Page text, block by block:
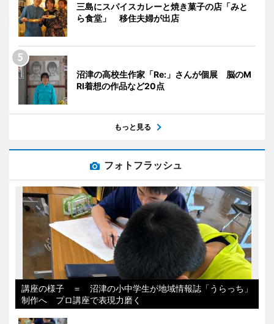
三島にスパイスカレーと焼き菓子の店「みと
ら食堂」 移住夫婦が出店
沼津の高校生作家「Re:」さんが個展 脳のM
RI着想の作品など20点
もっと見る
フォトフラッシュ
講座の様子 ＝ 沼津の小中学生が地域情報誌「うらっち」
制作へ プロ講座で表現力磨く